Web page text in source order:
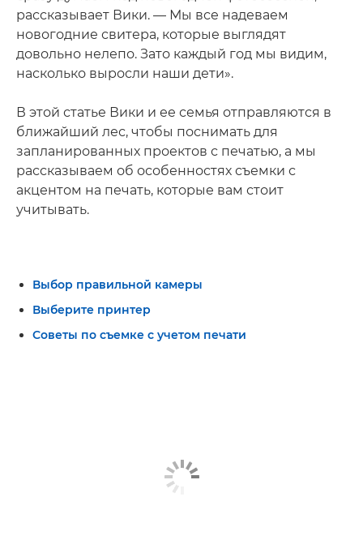
рассказывает Вики. — Мы все надеваем
новогодние свитера, которые выглядят
довольно нелепо. Зато каждый год мы видим,
насколько выросли наши дети».
В этой статье Вики и ее семья отправляются в
ближайший лес, чтобы поснимать для
запланированных проектов с печатью, а мы
рассказываем об особенностях съемки с
акцентом на печать, которые вам стоит
учитывать.
Выбор правильной камеры
Выберите принтер
Советы по съемке с учетом печати